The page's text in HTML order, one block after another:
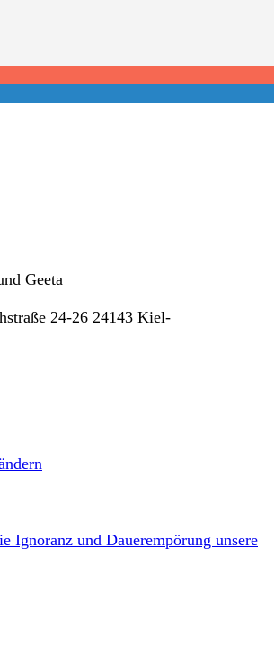
Geeta
24-26 24143 Kiel-
Ignoranz und Dauerempörung unsere